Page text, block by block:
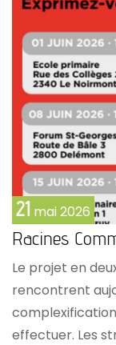
21 mai2026
Racines
Le projet en
rencontrent
effectuer. Les